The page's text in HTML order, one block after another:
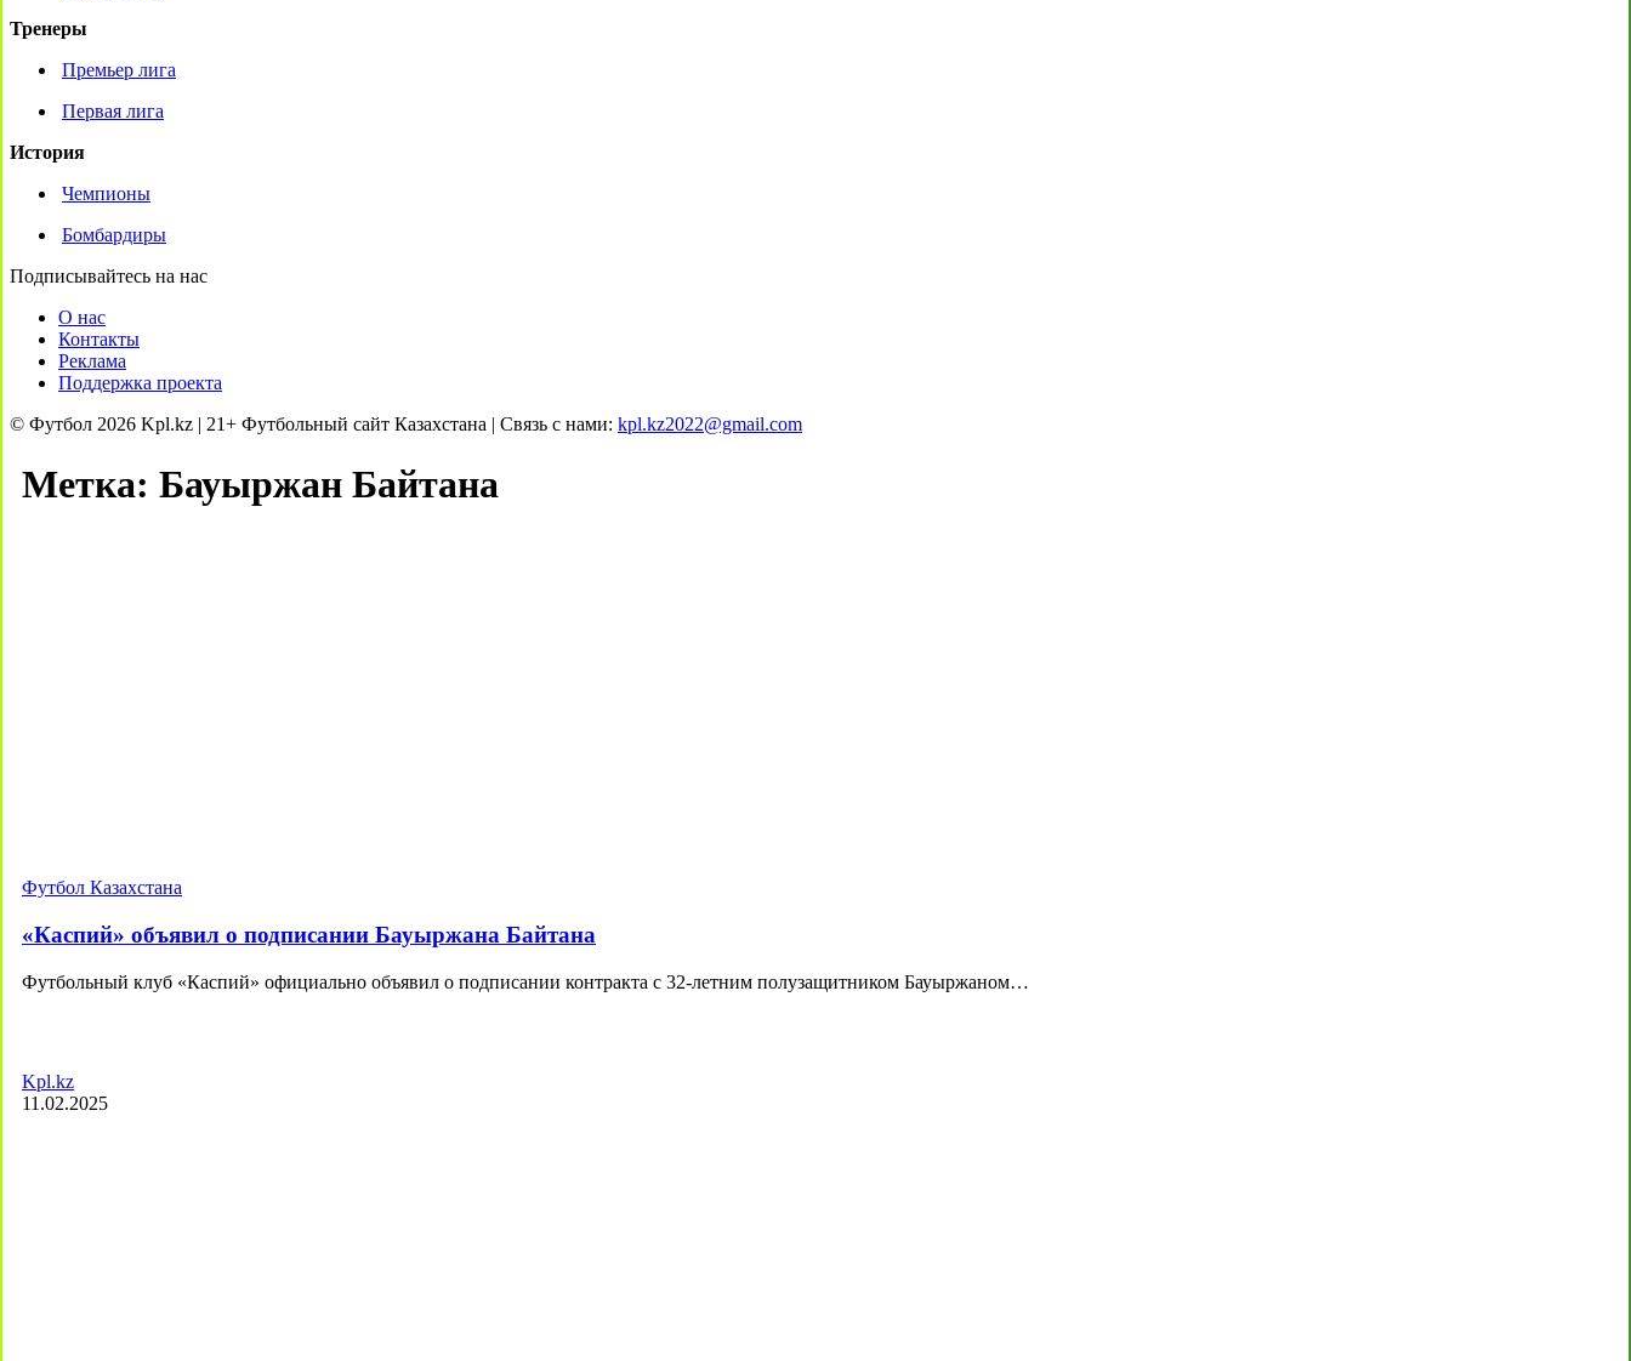
Тренеры
Премьер лига
Первая лига
История
Чемпионы
Бомбардиры
Подписывайтесь на нас
О нас
Контакты
Реклама
Поддержка проекта
© Футбол 2026 Kpl.kz | 21+ Футбольный сайт Казахстана | Связь с нами: kpl.kz2022@gmail.com
Метка: Бауыржан Байтана
Футбол Казахстана
«Каспий» объявил о подписании Бауыржана Байтана
Футбольный клуб «Каспий» официально объявил о подписании контракта с 32-летним полузащитником Бауыржаном…
Kpl.kz
11.02.2025